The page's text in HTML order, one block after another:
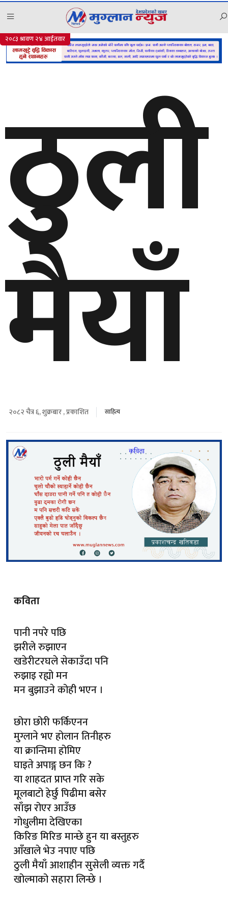
२०८३ श्रावण २४ आईतवार
अपडेट रास्वपाले भदौदेखि ‘नागरिक, नीति र नेतृत्व’ कार्यक्रम
ठुली
मैयाँ
२०८२ चैत्र ६, शुक्रबार , प्रकाशित साहित्य
कविता
पानी नपरे पछि
झरीले रुझाएन
खडेरीटरघले सेकाउँदा पनि
रुझाइ रह्यो मन
मन बुझाउने कोही भएन ।
छोरा छोरी फर्किएनन
मुग्लाने भए होलान तिनीहरु
या क्रान्तिमा होमिए
घाइते अपाङ्ग छन कि ?
या शाहदत प्राप्त गरि सके
मूलबाटो हेर्छु पिढीमा बसेर
साँझ रोएर आउँछ
गोधुलीमा देखिएका
किरिङ मिरिङ मान्छे हुन या बस्तुहरु
आँखाले भेउ नपाए पछि
ठुली मैयाँ आशाहीन सुसेली व्यक्त गर्दै
खोल्माको सहारा लिन्छे ।